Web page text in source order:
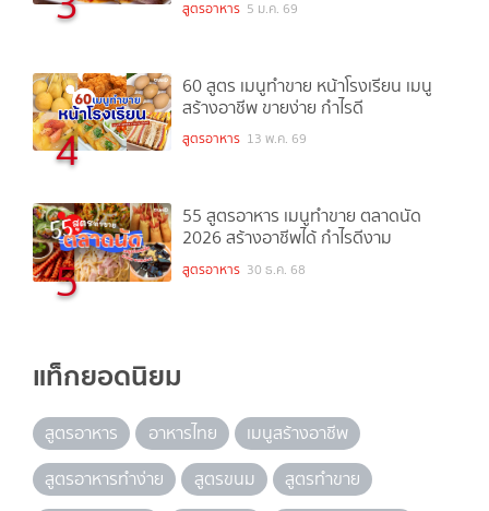
สูตรอาหาร 5 ม.ค. 69
4
60 สูตร เมนูทำขาย หน้าโรงเรียน เมนู
สร้างอาชีพ ขายง่าย กำไรดี
สูตรอาหาร 13 พ.ค. 69
5
55 สูตรอาหาร เมนูทำขาย ตลาดนัด
2026 สร้างอาชีพได้ กำไรดีงาม
สูตรอาหาร 30 ธ.ค. 68
แท็กยอดนิยม
สูตรอาหาร อาหารไทย
เมนูสร้างอาชีพ
สูตรอาหารทำง่าย
สูตรขนม
สูตรทำขาย